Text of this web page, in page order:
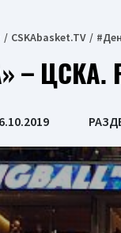
CSKAbasket.TV
– ЦСКА.